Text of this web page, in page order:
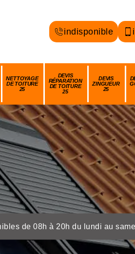
NETTOYAGE
DE TOITURE
25
DEVIS
RÉPARATION
DE TOITURE
25
DEVIS
ZINGUEUR
25
de 08h à 20h du lundi au